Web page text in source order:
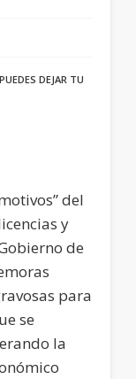
DEJAR TU
del
y
de
para
se
la